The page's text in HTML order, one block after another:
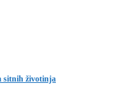
sitnih životinja